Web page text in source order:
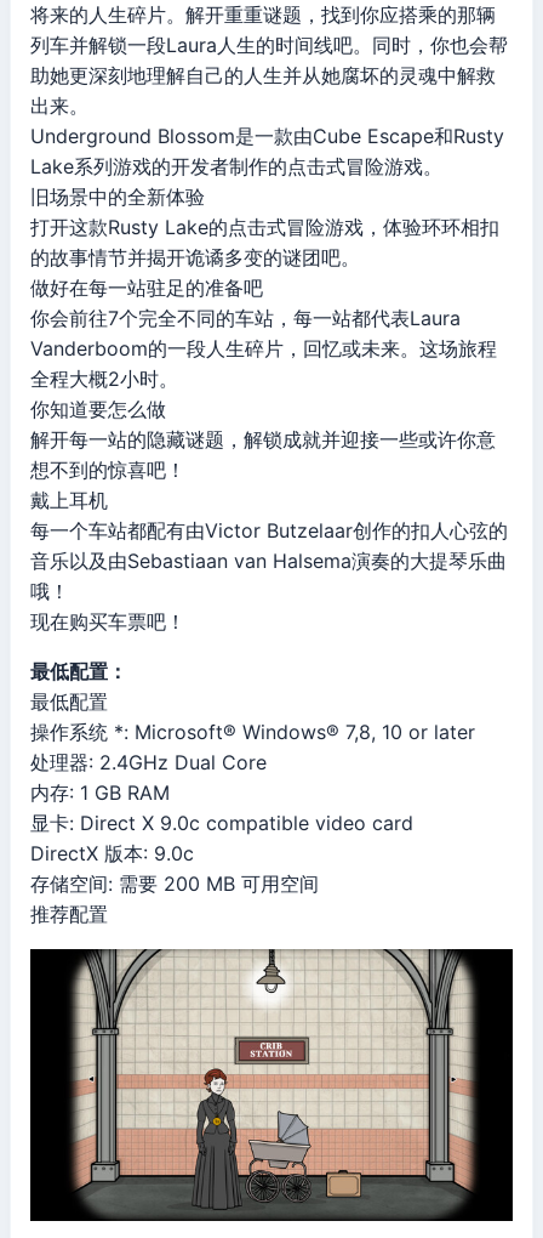
将来的人生碎片。解开重重谜题，找到你应搭乘的那辆
列车并解锁一段Laura人生的时间线吧。同时，你也会帮
助她更深刻地理解自己的人生并从她腐坏的灵魂中解救
出来。
Underground Blossom是一款由Cube Escape和Rusty
Lake系列游戏的开发者制作的点击式冒险游戏。
旧场景中的全新体验
打开这款Rusty Lake的点击式冒险游戏，体验环环相扣
的故事情节并揭开诡谲多变的谜团吧。
做好在每一站驻足的准备吧
你会前往7个完全不同的车站，每一站都代表Laura
Vanderboom的一段人生碎片，回忆或未来。这场旅程
全程大概2小时。
你知道要怎么做
解开每一站的隐藏谜题，解锁成就并迎接一些或许你意
想不到的惊喜吧！
戴上耳机
每一个车站都配有由Victor Butzelaar创作的扣人心弦的
音乐以及由Sebastiaan van Halsema演奏的大提琴乐曲
哦！
现在购买车票吧！
最低配置：
最低配置
操作系统 *: Microsoft® Windows® 7,8, 10 or later
处理器: 2.4GHz Dual Core
内存: 1 GB RAM
显卡: Direct X 9.0c compatible video card
DirectX 版本: 9.0c
存储空间: 需要 200 MB 可用空间
推荐配置